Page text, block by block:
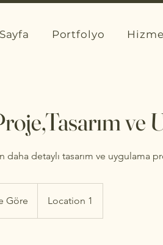
Portfolyo
ve
daha detaylı tasarım ve uygulama
Göre Location 1